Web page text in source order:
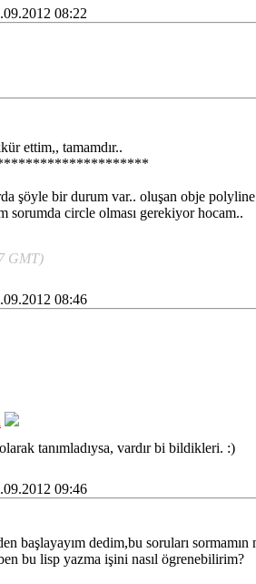
08:22
ettim,, tamamdır..
şöyle bir durum var.. oluşan obje
sorumda circle olması gerekiyor hocam..
GMT)
08:46
tanımladıysa, vardır bi bildikleri. :)
09:46
başlayayım dedim,bu soruları
bu lisp yazma işini nasıl ögrenebilirim?